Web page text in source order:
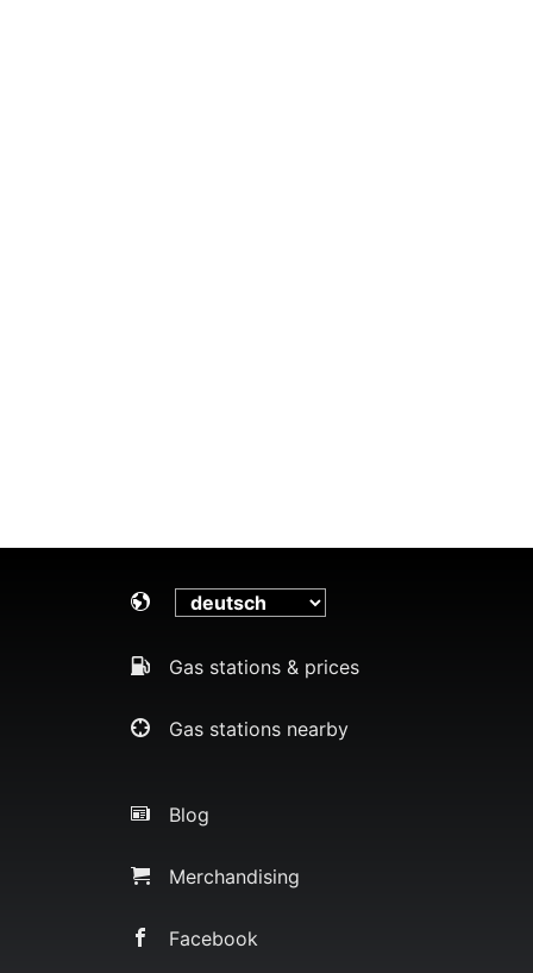
Gas stations & prices
Gas stations nearby
Blog
Merchandising
Facebook